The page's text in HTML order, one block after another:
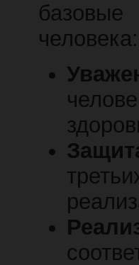
человека: